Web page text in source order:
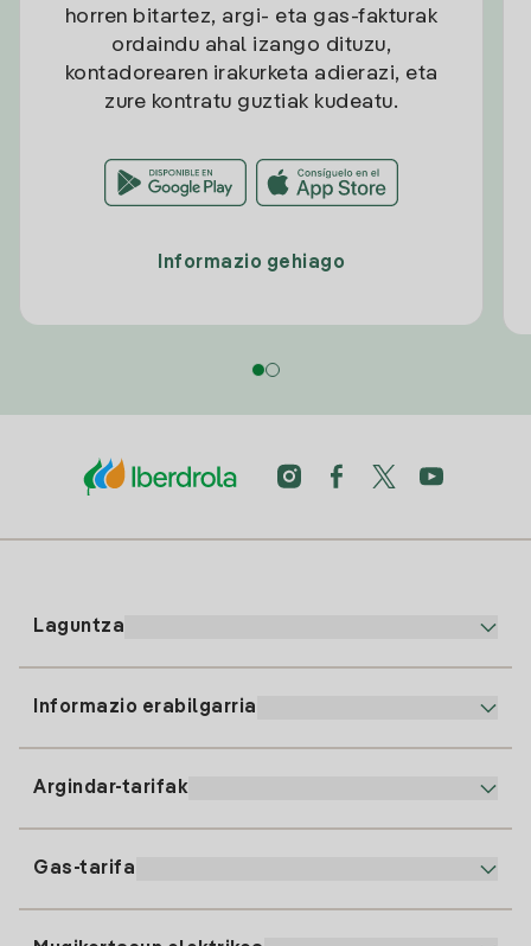
horren bitartez, argi- eta gas-fakturak
ordaindu ahal izango dituzu,
kontadorearen irakurketa adierazi, eta
zure kontratu guztiak kudeatu.
Informazio gehiago
Laguntza
91 919 52 73
clientes@tuiberdrola.es
Informazio erabilgarria
Argindar-tarifak
Gas-tarifa